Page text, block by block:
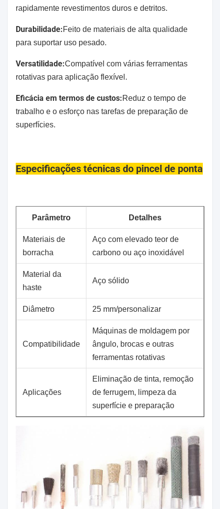
rapidamente revestimentos duros e detritos.
Durabilidade:Feito de materiais de alta qualidade
para suportar uso pesado.
Versatilidade:Compatível com várias ferramentas
rotativas para aplicação flexível.
Eficácia em termos de custos:Reduz o tempo de
trabalho e o esforço nas tarefas de preparação de
superfícies.
Especificações técnicas do pincel de ponta
Parâmetro Detalhes
Materiais de
borracha
Aço com elevado teor de
carbono ou aço inoxidável
Material da
haste
Aço sólido
Diâmetro 25 mm/personalizar
Compatibilidade
Máquinas de moldagem por
ângulo, brocas e outras
ferramentas rotativas
Aplicações
Eliminação de tinta, remoção
de ferrugem, limpeza da
superfície e preparação